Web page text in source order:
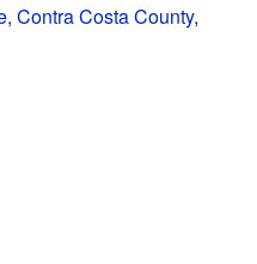
Contra Costa County,